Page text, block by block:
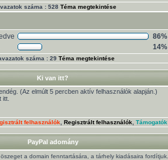
száma : 528 Téma megtekintése
86%
14%
száma : 29 Téma megtekintése
Ki van itt?
(Az elmúlt 5 percben aktív felhasználók alapján.)
felhasználók Regisztrált felhasználók Támogatók
PayPal adomány
a domain fenntartására, a tárhely kiadásaira fordítjuk.